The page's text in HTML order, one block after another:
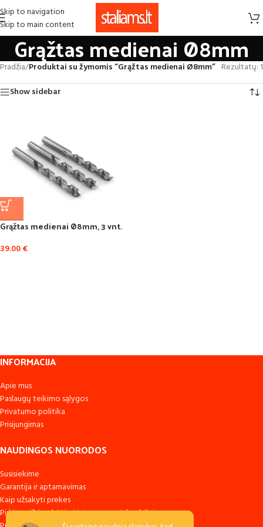
Skip to navigation
Skip to main content
Grąžtas medienai Ø8mm
Pradžia/Produktai su žymomis “Grąžtas medienai Ø8mm” Rezultatų: 1
Show sidebar
Grąžtas medienai Ø8mm, 3 vnt.
39.00€
INFORMACIJA
Apie mus
Paslaugų teikimo sąlygos
Privatumo politika
Prisijungimas
NAUDINGOS NUORODOS
Susisiekime
Garantija ir aptarnavimas
Kaip užsakyti prekes
Pirkimas išsimokėtinai internetu su inbank lizingas